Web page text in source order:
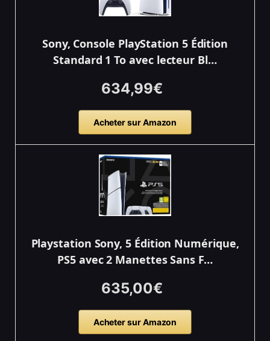
Sony, Console PlayStation 5 Édition
Standard 1 To avec lecteur Bl…
634,99€
Acheter sur Amazon
Playstation Sony, 5 Édition Numérique,
PS5 avec 2 Manettes Sans F…
635,00€
Acheter sur Amazon